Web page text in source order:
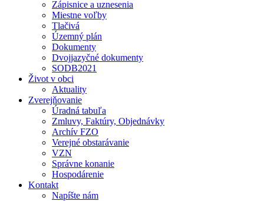
Zápisnice a uznesenia
Miestne voľby
Tlačivá
Územný plán
Dokumenty
Dvojjazyčné dokumenty
SODB2021
Život v obci
Aktuality
Zverejňovanie
Úradná tabuľa
Zmluvy, Faktúry, Objednávky
Archív FZO
Verejné obstarávanie
VZN
Správne konanie
Hospodárenie
Kontakt
Napíšte nám